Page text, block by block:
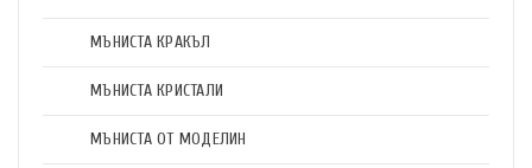
МЪНИСТА КРАКЪЛ
МЪНИСТА КРИСТАЛИ
МЪНИСТА ОТ МОДЕЛИН